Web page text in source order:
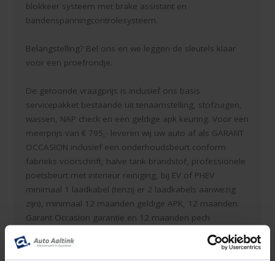
blokkeer systeem met brake assistant en
bandenspanningcontrolesysteem.
Belangstelling? Bel ons en we leggen de sleutels klaar
voor een proefrondje.
De getoonde vraagprijs is inclusief ons basis
servicepakket bestaande uit tenaamstelling, stofzuigen,
wassen, NAP check en een geldige apk keuring. Voor een
meerprijs van € 795,- leveren wij uw auto af als GARANT
OCCASION inclusief een onderhoudsbeurt conform
fabrieks voorschrift, halve tank brandstof, professionele
poetsbeurt met interieur reiniging, bij EV of PHEV
minimaal 1 laadkabel (tenzij er 2 laadkabels aanwezig
zijn), minimaal 12 maanden geldige APK, 12 maanden
Garant Occasion garantie en 12 maanden pech
verzekerde kwaliteit.... Vanzelfsprekend is inruil ook